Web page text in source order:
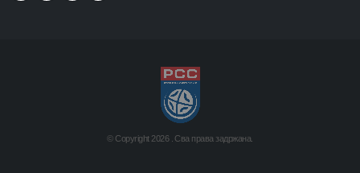
© Copyright 2026 . Сва права задржана.